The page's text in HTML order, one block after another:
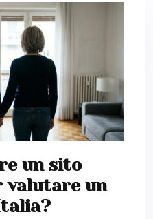
un sito
valutare un